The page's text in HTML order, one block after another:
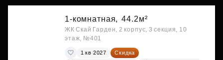
1-комнатная, 44.2м²
ЖК Скай Гарден, 2 корпус, 3 секция, 10
этаж, №401
1 кв 2027
Скидка